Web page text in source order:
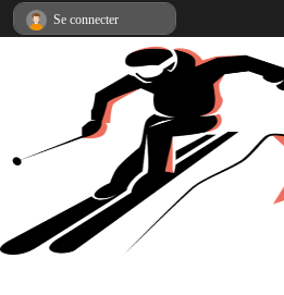
Se connecter
Panneau de gestion des cookies